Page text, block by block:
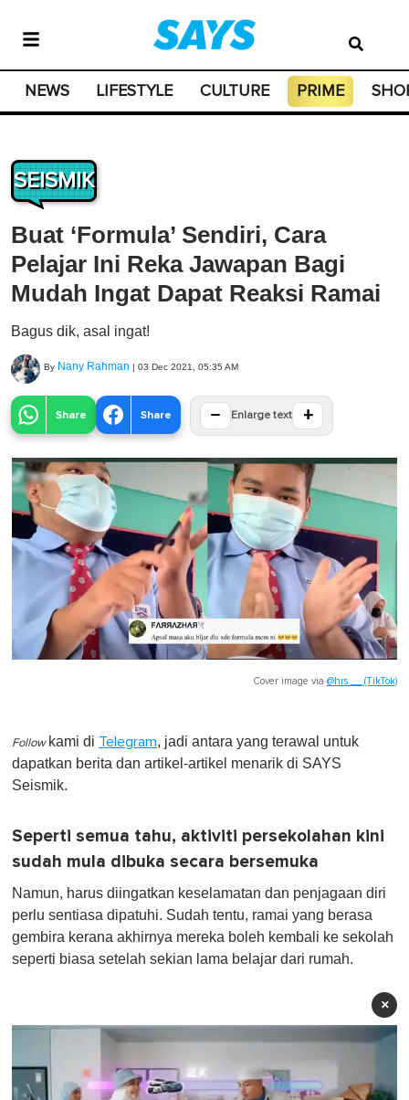
NEWS LIFESTYLE CULTURE PRIME
SEISMIK
Buat ‘Formula’ Sendiri, Cara
Pelajar Ini Reka Jawapan Bagi
Mudah Ingat Dapat Reaksi Ramai
Bagus dik, asal ingat!
By Nany Rahman | 03 Dec 2021, 05:35 AM
Share Share − Enlarge text +
Cover image via @hrs.__ (TikTok)
Follow kami di Telegram, jadi antara yang terawal untuk
dapatkan berita dan artikel-artikel menarik di SAYS
Seismik.
Seperti semua tahu, aktiviti persekolahan kini
sudah mula dibuka secara bersemuka
Namun, harus diingatkan keselamatan dan penjagaan diri
perlu sentiasa dipatuhi. Sudah tentu, ramai yang berasa
gembira kerana akhirnya mereka boleh kembali ke sekolah
seperti biasa setelah sekian lama belajar dari rumah.
×